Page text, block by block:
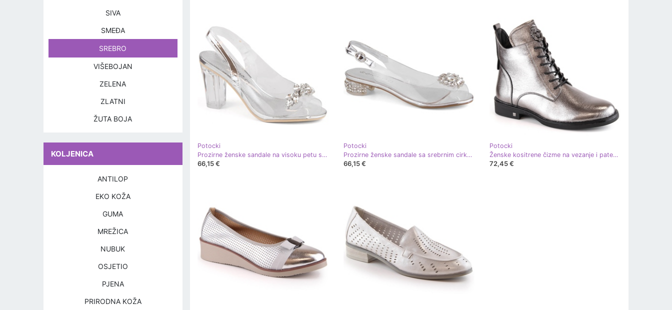
Potocki
Prozirne ženske sandale na visoku petu sa srebrnim cirkonima Potocki WS43305 srebro
66,15 €
Potocki
Prozirne ženske sandale sa srebrnim cirkonima Potocki WS43301 srebro
66,15 €
Potocki
Ženske kositrene čizme na vezanje i patentni zatvarač Potocki SZ12179 srebro
72,45 €
SIVA
SMEĐA
SREBRO
VIŠEBOJAN
ZELENA
ZLATNI
ŽUTA BOJA
KOLJENICA
ANTILOP
EKO KOŽA
GUMA
MREŽICA
NUBUK
OSJETIO
PJENA
PRIRODNA KOŽA